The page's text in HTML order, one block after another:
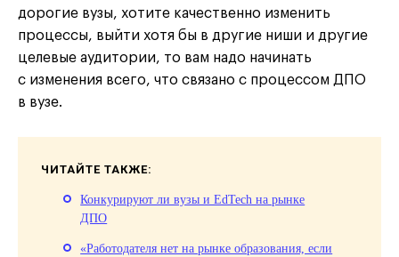
дорогие вузы, хотите качественно изменить
процессы, выйти хотя бы в другие ниши и другие
целевые аудитории, то вам надо начинать
с изменения всего, что связано с процессом ДПО
в вузе.
ЧИТАЙТЕ ТАКЖЕ:
Конкурируют ли вузы и EdTech на рынке
ДПО
«Работодателя нет на рынке образования, если